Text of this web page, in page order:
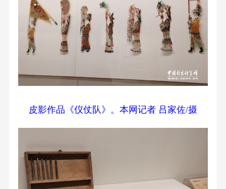
皮影作品《仪仗队》。本网记者 吕家佐/摄